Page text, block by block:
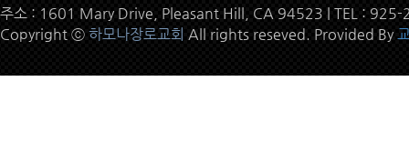
주소 : 1601 Mary Drive, Pleasant Hill, CA 94523 | TEL :
Copyright ⓒ 하모나장로교회 All rights reseved. Provided By